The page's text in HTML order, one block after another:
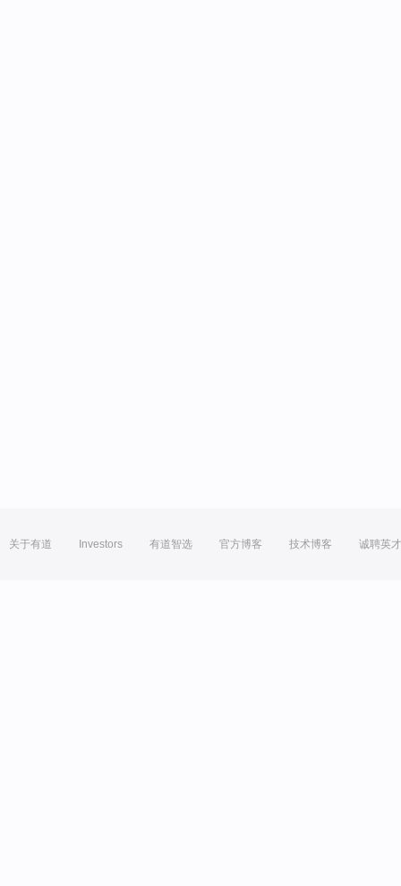
关于有道 Investors 有道智选 官方博客 技术博客 诚聘英才